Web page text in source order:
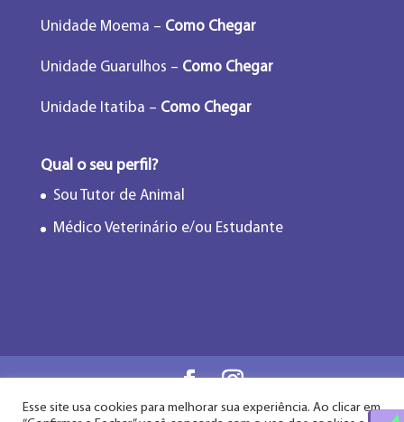
Unidade Moema – Como Chegar
Unidade Guarulhos – Como Chegar
Unidade Itatiba – Como Chegar
Qual o seu perfil?
Sou Tutor de Animal
Médico Veterinário e/ou Estudante
Flor de Lótus Acupuntura Veterinária® - Desde
Esse site usa cookies para melhorar sua experiência. Ao clicar em